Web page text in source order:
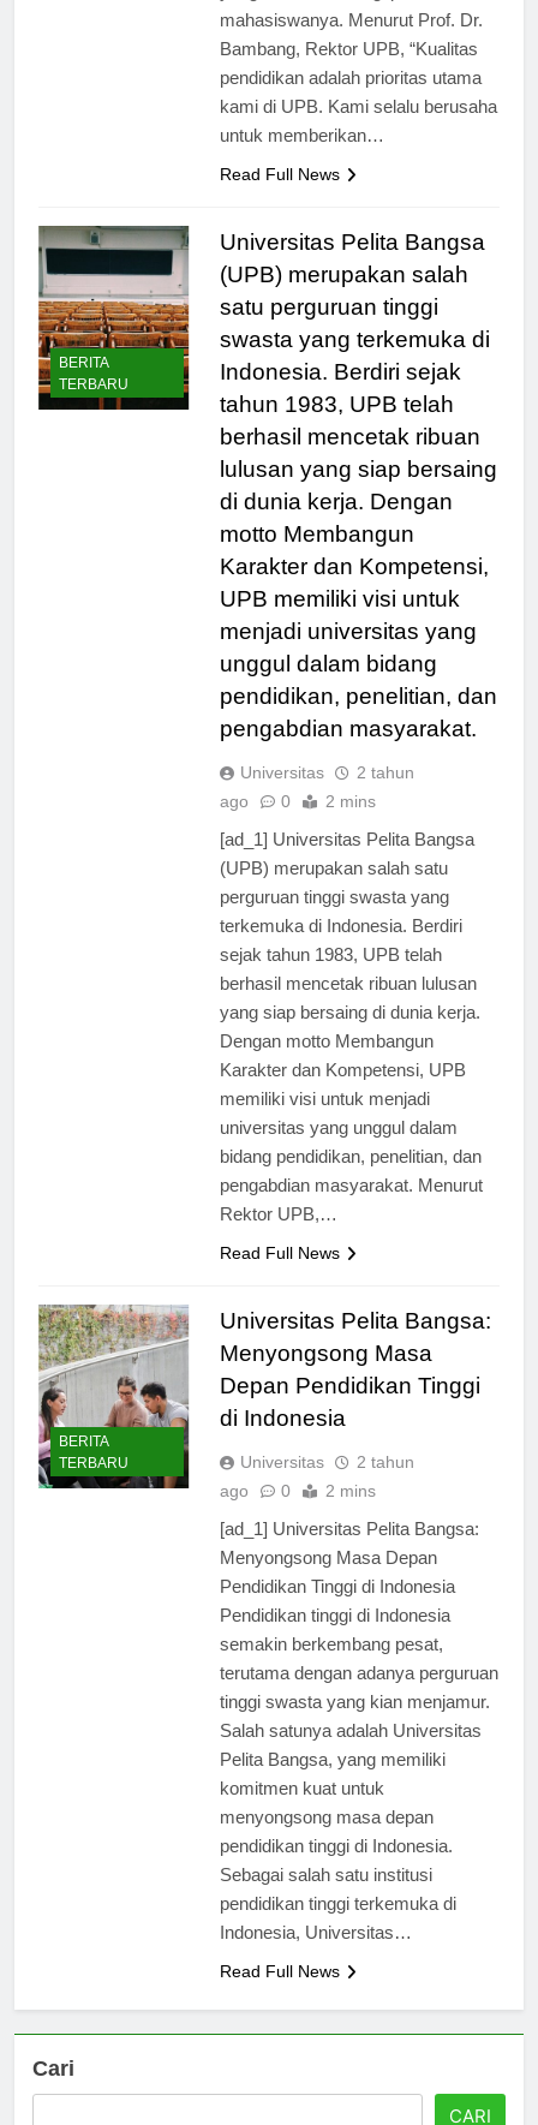
yang berkualitas bagi para
mahasiswanya. Menurut Prof. Dr.
Bambang, Rektor UPB, “Kualitas
pendidikan adalah prioritas utama
kami di UPB. Kami selalu berusaha
BERITA
TERBARU
Universitas Pelita Bangsa
(UPB) merupakan salah
satu perguruan tinggi
swasta yang terkemuka di
Indonesia. Berdiri sejak
tahun 1983, UPB telah
berhasil mencetak ribuan
lulusan yang siap bersaing
di dunia kerja. Dengan
motto Membangun
Karakter dan Kompetensi,
UPB memiliki visi untuk
menjadi universitas yang
unggul dalam bidang
pendidikan, penelitian, dan
pengabdian masyarakat.
Universitas
2 tahun
[ad_1] Universitas Pelita Bangsa
(UPB) merupakan salah satu
perguruan tinggi swasta yang
terkemuka di Indonesia. Berdiri
sejak tahun 1983, UPB telah
berhasil mencetak ribuan lulusan
yang siap bersaing di dunia kerja.
Dengan motto Membangun
Karakter dan Kompetensi, UPB
memiliki visi untuk menjadi
universitas yang unggul dalam
bidang pendidikan, penelitian, dan
pengabdian masyarakat. Menurut
BERITA
TERBARU
Universitas Pelita Bangsa:
Menyongsong Masa
Depan Pendidikan Tinggi
Universitas
2 tahun
[ad_1] Universitas Pelita Bangsa:
Menyongsong Masa Depan
Pendidikan Tinggi di Indonesia
Pendidikan tinggi di Indonesia
semakin berkembang pesat,
terutama dengan adanya perguruan
tinggi swasta yang kian menjamur.
Salah satunya adalah Universitas
Pelita Bangsa, yang memiliki
komitmen kuat untuk
menyongsong masa depan
pendidikan tinggi di Indonesia.
Sebagai salah satu institusi
pendidikan tinggi terkemuka di
Cari